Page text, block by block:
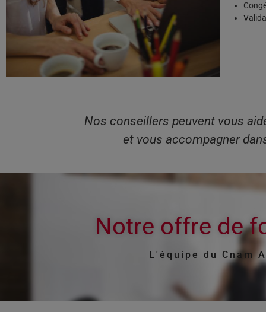
Nos conseillers peuvent vous
et vous accompagner
Notre offre de
L'équipe du Cnam